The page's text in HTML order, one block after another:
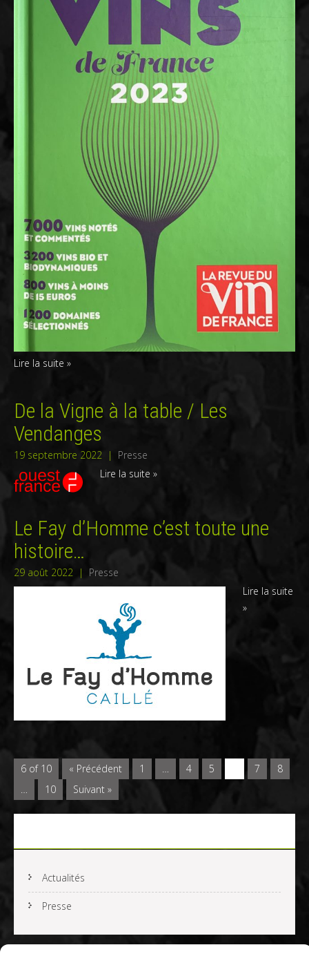
Lire la suite »
De la Vigne à la table / Les
Vendanges
19 septembre 2022 | Presse
Lire la suite »
Le Fay d’Homme c’est toute une
histoire…
29 août 2022 | Presse
Lire la suite
»
6 of 10 « Précédent 1 4 5 7
8
10 Suivant »
Actualités
Presse